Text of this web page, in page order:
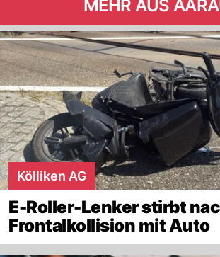
MEHR AUS
Kölliken AG
E-Roller-Lenker stirbt
Frontalkollision mit Auto